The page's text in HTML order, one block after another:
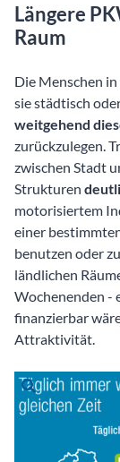
Längere
Raum
Die Menschen
sie städtisch
weitgehend
zurückzulegen.
zwischen Stadt
Strukturen
motorisiertem
einer
benutzen oder
ländlichen
Wochenenden -
finanzierbar
Attraktivität.